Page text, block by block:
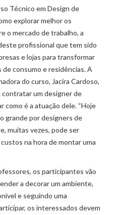
Técnico em Design de
explorar melhor os
o mercado de trabalho, a
profissional que tem sido
e lojas para transformar
consumo e residências. A
do curso, Jacira Cardoso,
contratar um designer de
como é a atuação dele. “Hoje
grande por designers de
muitas vezes, pode ser
na hora de montar uma
os participantes vão
a decorar um ambiente,
e seguindo uma
os interessados devem